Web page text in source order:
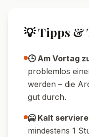
💡 Tipps &
🕒 Am Vortag
problemlos
werden – die
gut durch.
🥶 Kalt
mindestens 1